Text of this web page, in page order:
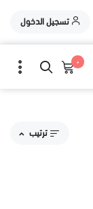
تسجيل الدخول
٠
ترتيب